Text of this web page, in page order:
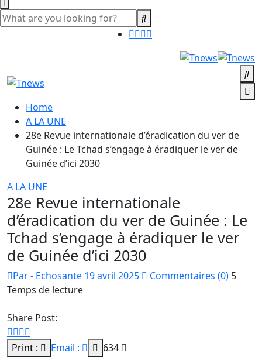
Home
A LA UNE
28e Revue internationale d’éradication du ver de
Guinée : Le Tchad s’engage à éradiquer le ver de
Guinée d’ici 2030
A LA UNE
28e Revue internationale
d’éradication du ver de Guinée : Le
Tchad s’engage à éradiquer le ver
de Guinée d’ici 2030
Par - Echosante 19 avril 2025 Commentaires (0) 5
Temps de lecture
Share Post:
Print : Email :
634